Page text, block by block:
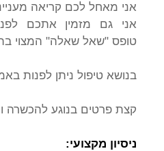
אני מאחל לכם קריאה
אני גם מזמין אתכם
טופס "שאל שאלה" המצוי
בנושא טיפול ניתן לפנות
קצת פרטים בנוגע להכשרה
ניסיון מקצועי: